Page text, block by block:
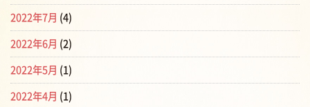
2022年7月 (4)
2022年6月 (2)
2022年5月 (1)
2022年4月 (1)